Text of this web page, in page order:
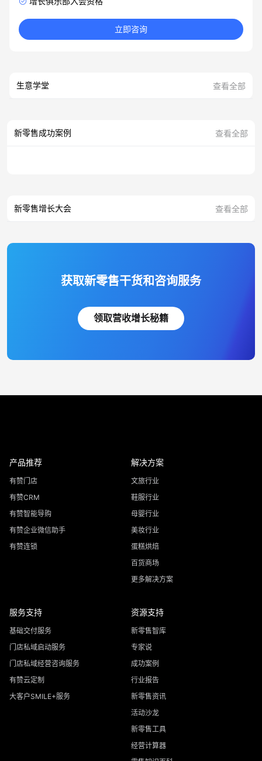
立即咨询
生意学堂 查看全部
新零售成功案例 查看全部
新零售增长大会 查看全部
获取新零售干货和咨询服务
领取营收增长秘籍
产品推荐
有赞门店
有赞CRM
有赞智能导购
有赞企业微信助手
有赞连锁
解决方案
文旅行业
鞋服行业
母婴行业
美妆行业
蛋糕烘焙
百货商场
更多解决方案
服务支持
基础交付服务
门店私域启动服务
门店私域经营咨询服务
有赞云定制
大客户SMILE+服务
资源支持
新零售智库
专家说
成功案例
行业报告
新零售资讯
活动沙龙
新零售工具
经营计算器